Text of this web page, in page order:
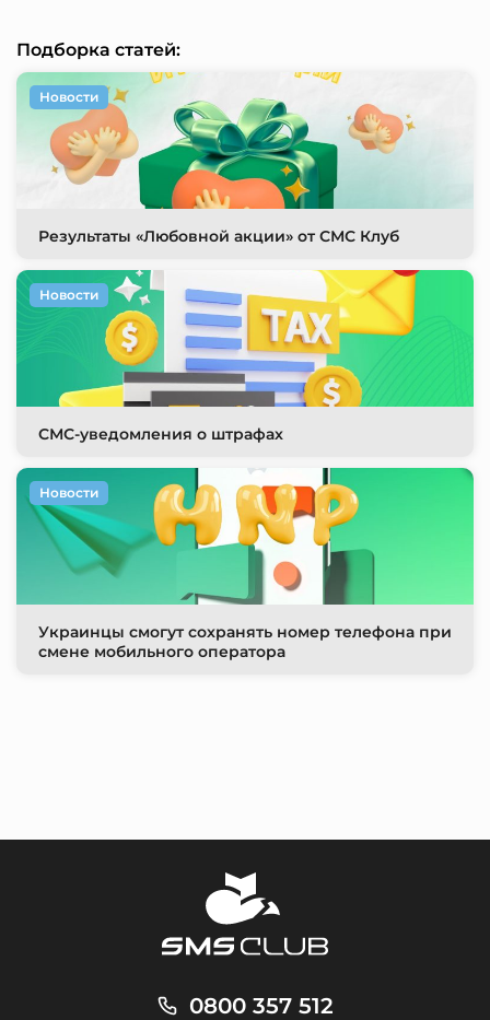
Подборка статей:
Результаты «Любовной акции» от СМС Клуб
Новости
СМС-уведомления о штрафах
Новости
Украинцы смогут сохранять номер телефона при
смене мобильного оператора
Новости
0800 357 512